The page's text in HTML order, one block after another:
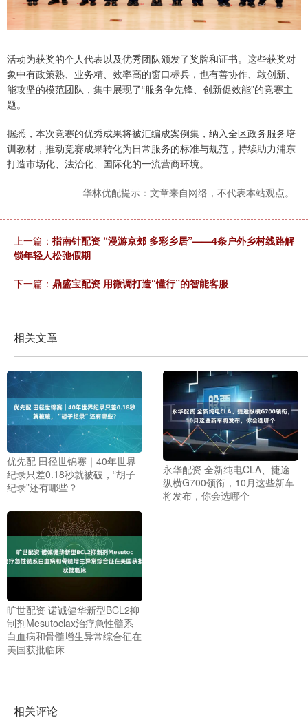
活动为获奖的个人代表以及优秀团队颁发了奖牌和证书。这些获奖对
象中有政策熟、业务精、效率高的窗口标兵，也有善协作、敢创新、
能攻坚的模范团队，集中展现了“服务争先锋、创新促效能”的竞赛主
题。
据悉，本次竞赛的优秀成果将被汇编成案例集，纳入全区政务服务培
训教材，推动竞赛成果转化为日常服务的标准与规范，持续助力浦东
打造市场化、法治化、国际化的一流营商环境。
华林优配提示：文章来自网络，不代表本站观点。
上一篇： 指南针配资 “漫游京郊 多彩乡居”——4条户外乡村线路解
锁年轻人松弛假期
下一篇： 鼎盛宝配资 用微调打造“懂行”的智能客服
相关文章
优先配 田径世锦赛｜40年世界
纪录只差0.18秒就被破，“胡子
纪录”还有哪些？
永华配资 全新纯电CLA、捷途
纵横G700领衔，10月这些新车
将发布，你会选哪个
旷世配资 诺诚健华新型BCL2抑
制剂Mesutoclax治疗急性髓系
白血病和骨髓增生异常综合征在
美国获批临床
相关评论